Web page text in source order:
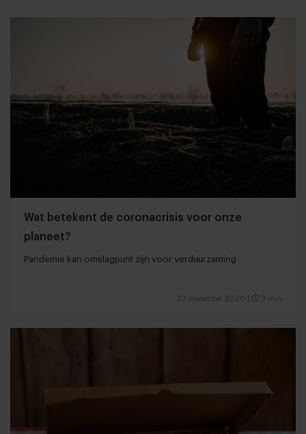
Wat betekent de coronacrisis voor onze
planeet?
Pandemie kan omslagpunt zijn voor verduurzaming
27 november 2020 3 min